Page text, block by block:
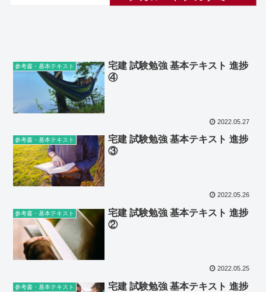
参考書・基本テキスト
宅建 試験勉強 基本テキスト 進捗
④
2022.05.27
参考書・基本テキスト
宅建 試験勉強 基本テキスト 進捗
③
2022.05.26
参考書・基本テキスト
宅建 試験勉強 基本テキスト 進捗
②
2022.05.25
参考書・基本テキスト
宅建 試験勉強 基本テキスト 進捗